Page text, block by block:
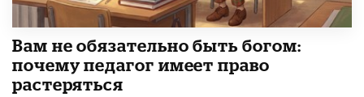
​Вам не обязательно быть богом:
почему педагог имеет право
растеряться